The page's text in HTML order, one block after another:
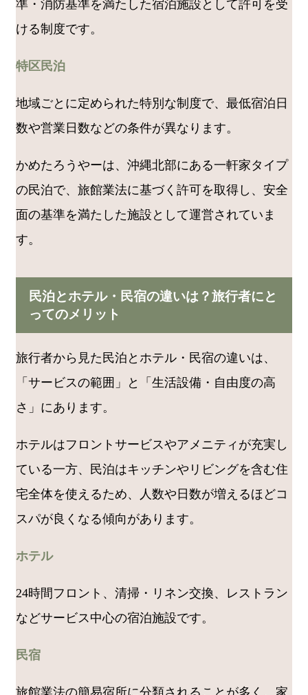
準・消防基準を満たした宿泊施設として許可を受
ける制度です。
特区民泊
地域ごとに定められた特別な制度で、最低宿泊日
数や営業日数などの条件が異なります。
かめたろうやーは、沖縄北部にある一軒家タイプ
の民泊で、旅館業法に基づく許可を取得し、安全
面の基準を満たした施設として運営されていま
す。
民泊とホテル・民宿の違いは？旅行者にと
ってのメリット
旅行者から見た民泊とホテル・民宿の違いは、
「サービスの範囲」と「生活設備・自由度の高
さ」にあります。
ホテルはフロントサービスやアメニティが充実し
ている一方、民泊はキッチンやリビングを含む住
宅全体を使えるため、人数や日数が増えるほどコ
スパが良くなる傾向があります。
ホテル
24時間フロント、清掃・リネン交換、レストラン
などサービス中心の宿泊施設です。
民宿